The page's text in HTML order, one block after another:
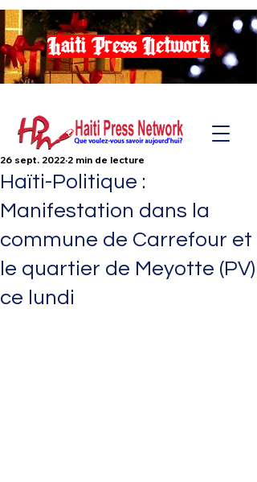
Haiti Press Network
Haïti-Politique :
Manifestation dans la
commune de Carrefour et
le quartier de Meyotte (PV)
ce lundi
26 sept. 2022 2 min de lecture